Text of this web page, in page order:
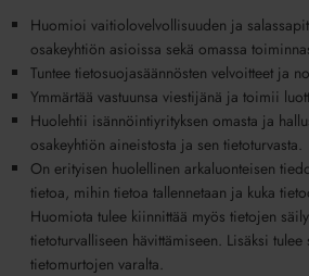
Huomioi vaitiolovelvollisuuden ja
osakeyhtiön asioissa sekä omassa
Tuntee tietosuojasäännösten velvoitteet ja
Ymmärtää vastuunsa viestijänä ja toimii
Huolehtii isännöintiyrityksen omasta ja
osakeyhtiön aineistosta ja sen tietoturvasta.
On erityisen huolellinen arkaluonteisen
tietoa, mihin tietoa tallennetaan ja kuka
Huomiota tulee kiinnittää myös tietojen
tietoturvalliseen hävittämiseen. Lisäksi
tietomurtojen varalta.